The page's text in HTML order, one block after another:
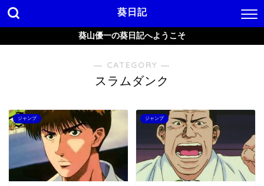
葵日記
葵山優一の葵日記へようこそ
― CATEGORY ―
スラムダンク
ジャンプ ジャンプ